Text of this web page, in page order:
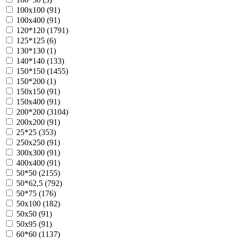
100х100 (91)
100х400 (91)
120*120 (1791)
125*125 (6)
130*130 (1)
140*140 (133)
150*150 (1455)
150*200 (1)
150х150 (91)
150х400 (91)
200*200 (3104)
200х200 (91)
25*25 (353)
250х250 (91)
300х300 (91)
400х400 (91)
50*50 (2155)
50*62,5 (792)
50*75 (176)
50х100 (182)
50х50 (91)
50х95 (91)
60*60 (1137)